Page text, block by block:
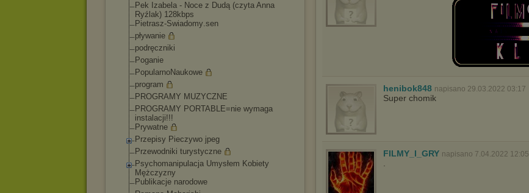
Pek Izabela - Noce z Dudą (czyta Anna
Ryźlak) 128kbps
Pietrasz-Swiadomy.sen
pływanie
podręczniki
Poganie
PopularnoNaukowe
program
PROGRAMY MUZYCZNE
PROGRAMY PORTABLE=nie wymaga
instalacji!!!
Prywatne
Przepisy Pieczywo jpeg
Przewodniki turystyczne
Psychomanipulacja Umysłem Kobiety
Mężczyzny
Publikacje narodowe
henibok848 napisano 29.03.2022 03:17
Super chomik
FILMY_I_GRY napisano 7.04.2022 12:05